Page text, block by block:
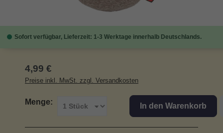
Sofort verfügbar, Lieferzeit: 1-3 Werktage innerhalb Deutschlands.
Regulärer Preis:
4,99 €
Preise inkl. MwSt. zzgl. Versandkosten
Menge: In den Warenkorb